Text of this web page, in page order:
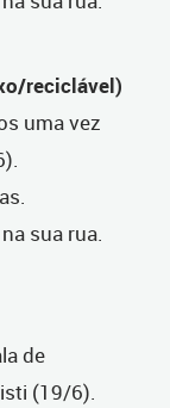
reciclável)
uma vez
sua rua.
de
(19/6).